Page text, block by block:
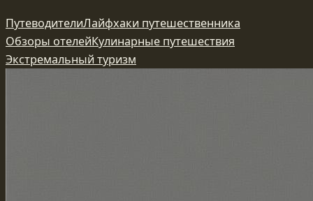
к
содержимому
ПутеводителиЛайфхаки путешественника
Обзоры отелейКулинарные путешествия
Экстремальный туризм